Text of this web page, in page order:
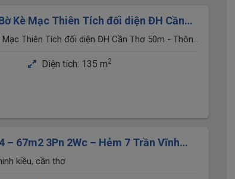
Kè Mạc Thiên Tích đối diện ĐH Cần
Trần Văn Hoài
Mạc Thiên Tích đối diện ĐH Cần Thơ 50m - Thông
Diện tích: 135 m2
– 67m2 3Pn 2Wc – Hẻm 7 Trần Vĩnh
kiều, cần thơ